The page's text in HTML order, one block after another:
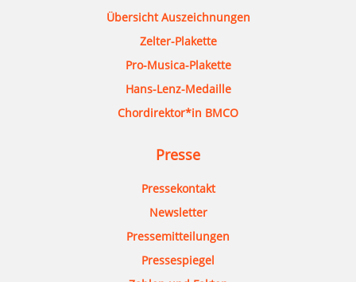
Übersicht Auszeichnungen
Zelter-Plakette
Pro-Musica-Plakette
Hans-Lenz-Medaille
Chordirektor*in BMCO
Presse
Pressekontakt
Newsletter
Pressemitteilungen
Pressespiegel